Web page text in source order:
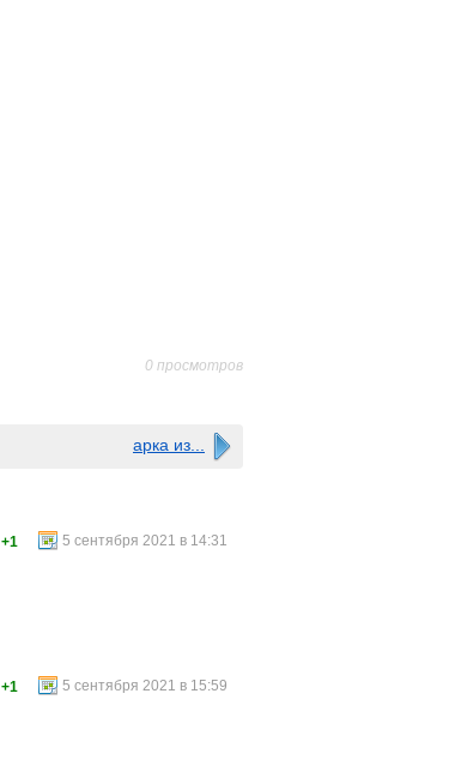
0 просмотров
арка из...
5 сентября 2021 в 14:31
+1
5 сентября 2021 в 15:59
+1